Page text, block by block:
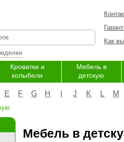
Как
Кроватки и
колыбели
Мебель в
детскую
E F G H J K L M
Мебель в